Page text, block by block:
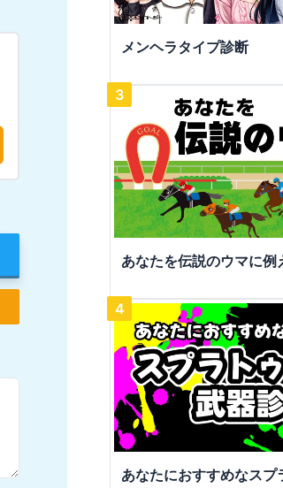
メンヘラタイプ診断
3
あなたを伝説のウマに例
4
あなたにおすすめなスプ